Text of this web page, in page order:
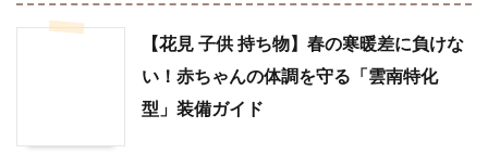
【花見 子供 持ち物】春の寒暖差に負けな
い！赤ちゃんの体調を守る「雲南特化
型」装備ガイド